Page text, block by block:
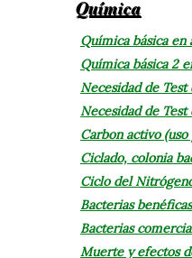
Química
Química básica en
Química básica 2
Necesidad de Test
Necesidad de Test
Carbon activo (uso
Ciclado, colonia
Ciclo del
Bacterias
Bacterias
Muerte y efectos